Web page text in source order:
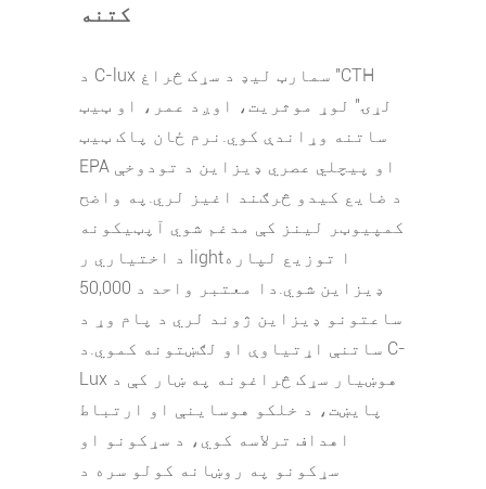
کتنه
د C-lux سمارټ لیډ د سړک څراغ "CTH
لړۍ" لوړ موثریت، اوږد عمر، او ټیټ
ساتنه وړاندې کوي.نرم ځان پاک ټيټ
EPA او پیچلي عصري ډیزاین د تودوخې
د ضایع کیدو څرګند اغیز لري.په واضح
کمپیوټر لینز کې مدغم شوي آپټیکونه
د اختیاري ر lightا توزیع لپاره
ډیزاین شوي.دا معتبر واحد د 50,000
ساعتونو ډیزاین ژوند لري د پام وړ د
ساتنې اړتیاوې او لګښتونه کموي.د C-
Lux هوښیار سړک څراغونه په ښار کې د
پایښت، د خلکو هوساینې او ارتباط
اهداف ترلاسه کوي، د سړکونو او
سړکونو په روښانه کولو سره د